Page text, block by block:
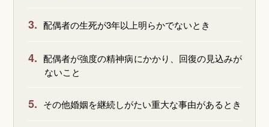
3. 配偶者の生死が3年以上明らかでないとき
4. 配偶者が強度の精神病にかかり、回復の見込みが
ないこと
5. その他婚姻を継続しがたい重大な事由があるとき